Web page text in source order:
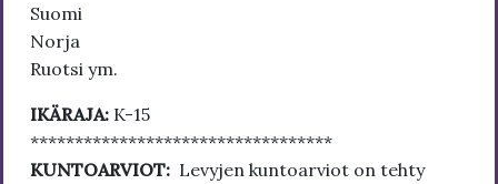
Suomi
Norja
Ruotsi ym.
IKÄRAJA: K-15
**********************************
KUNTOARVIOT: Levyjen kuntoarviot on tehty